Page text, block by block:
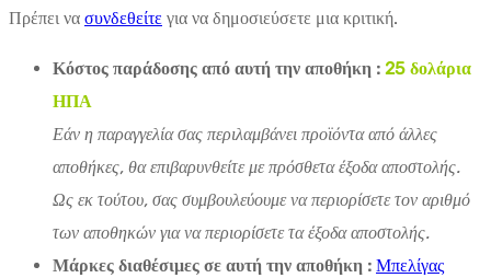
Πρέπει να συνδεθείτε για να δημοσιεύσετε μια κριτική.
Κόστος παράδοσης από αυτή την αποθήκη : 25 δολάρια
ΗΠΑ
Εάν η παραγγελία σας περιλαμβάνει προϊόντα από άλλες
αποθήκες, θα επιβαρυνθείτε με πρόσθετα έξοδα αποστολής.
Ως εκ τούτου, σας συμβουλεύουμε να περιορίσετε τον αριθμό
των αποθηκών για να περιορίσετε τα έξοδα αποστολής.
Μάρκες διαθέσιμες σε αυτή την αποθήκη : Μπελίγας